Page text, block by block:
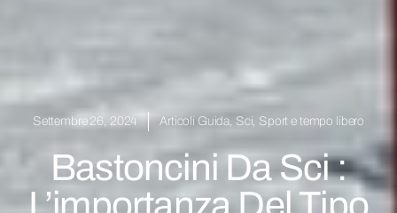
Settembre 26, 2024 Articoli Guida, Sci, Sport e tempo libero
Bastoncini Da Sci :